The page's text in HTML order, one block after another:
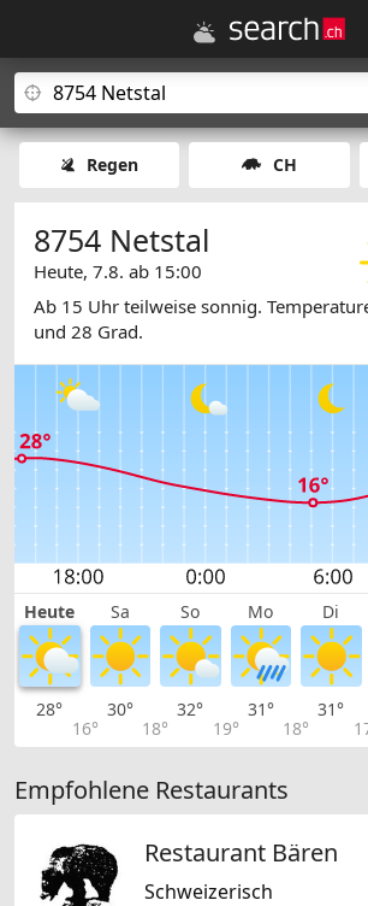
Regen CH
8754 Netstal
Heute, 7.8. ab 15:00
Ab 15 Uhr teilweise sonnig.
und 28 Grad.
Heute Sa So Mo Di
28°
16°
30°
18°
32°
19°
31°
18°
31°
Empfohlene Restaurants
Restaurant Bären
Schweizerisch